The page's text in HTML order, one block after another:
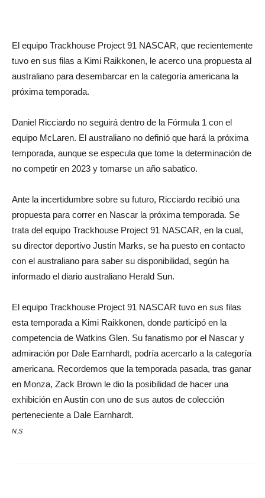
El equipo Trackhouse Project 91 NASCAR, que recientemente
tuvo en sus filas a Kimi Raikkonen, le acerco una propuesta al
australiano para desembarcar en la categoría americana la
próxima temporada.
Daniel Ricciardo no seguirá dentro de la Fórmula 1 con el
equipo McLaren. El australiano no definió que hará la próxima
temporada, aunque se especula que tome la determinación de
no competir en 2023 y tomarse un año sabatico.
Ante la incertidumbre sobre su futuro, Ricciardo recibió una
propuesta para correr en Nascar la próxima temporada. Se
trata del equipo Trackhouse Project 91 NASCAR, en la cual,
su director deportivo Justin Marks, se ha puesto en contacto
con el australiano para saber su disponibilidad, según ha
informado el diario australiano Herald Sun.
El equipo Trackhouse Project 91 NASCAR tuvo en sus filas
esta temporada a Kimi Raikkonen, donde participó en la
competencia de Watkins Glen. Su fanatismo por el Nascar y
admiración por Dale Earnhardt, podría acercarlo a la categoría
americana. Recordemos que la temporada pasada, tras ganar
en Monza, Zack Brown le dio la posibilidad de hacer una
exhibición en Austin con uno de sus autos de colección
perteneciente a Dale Earnhardt.
N.S